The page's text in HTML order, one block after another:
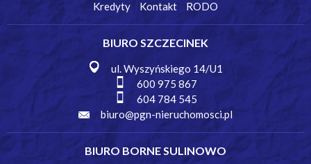
Kredyty
Kontakt RODO
BIURO SZCZECINEK
ul. Wyszyńskiego 14/U1
600 975 867
604 784 545
biuro@pgn-nieruchomosci.pl
BIURO BORNE SULINOWO